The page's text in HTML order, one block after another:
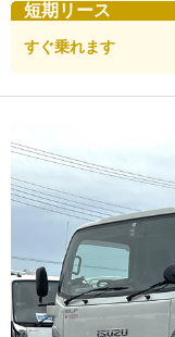
短期リース
すぐ乗れます